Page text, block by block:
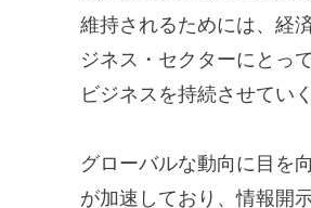
維持されるためには、経
ジネス・セクターにとっ
ビジネスを持続させてい
グローバルな動向に目を
が加速しており、情報開